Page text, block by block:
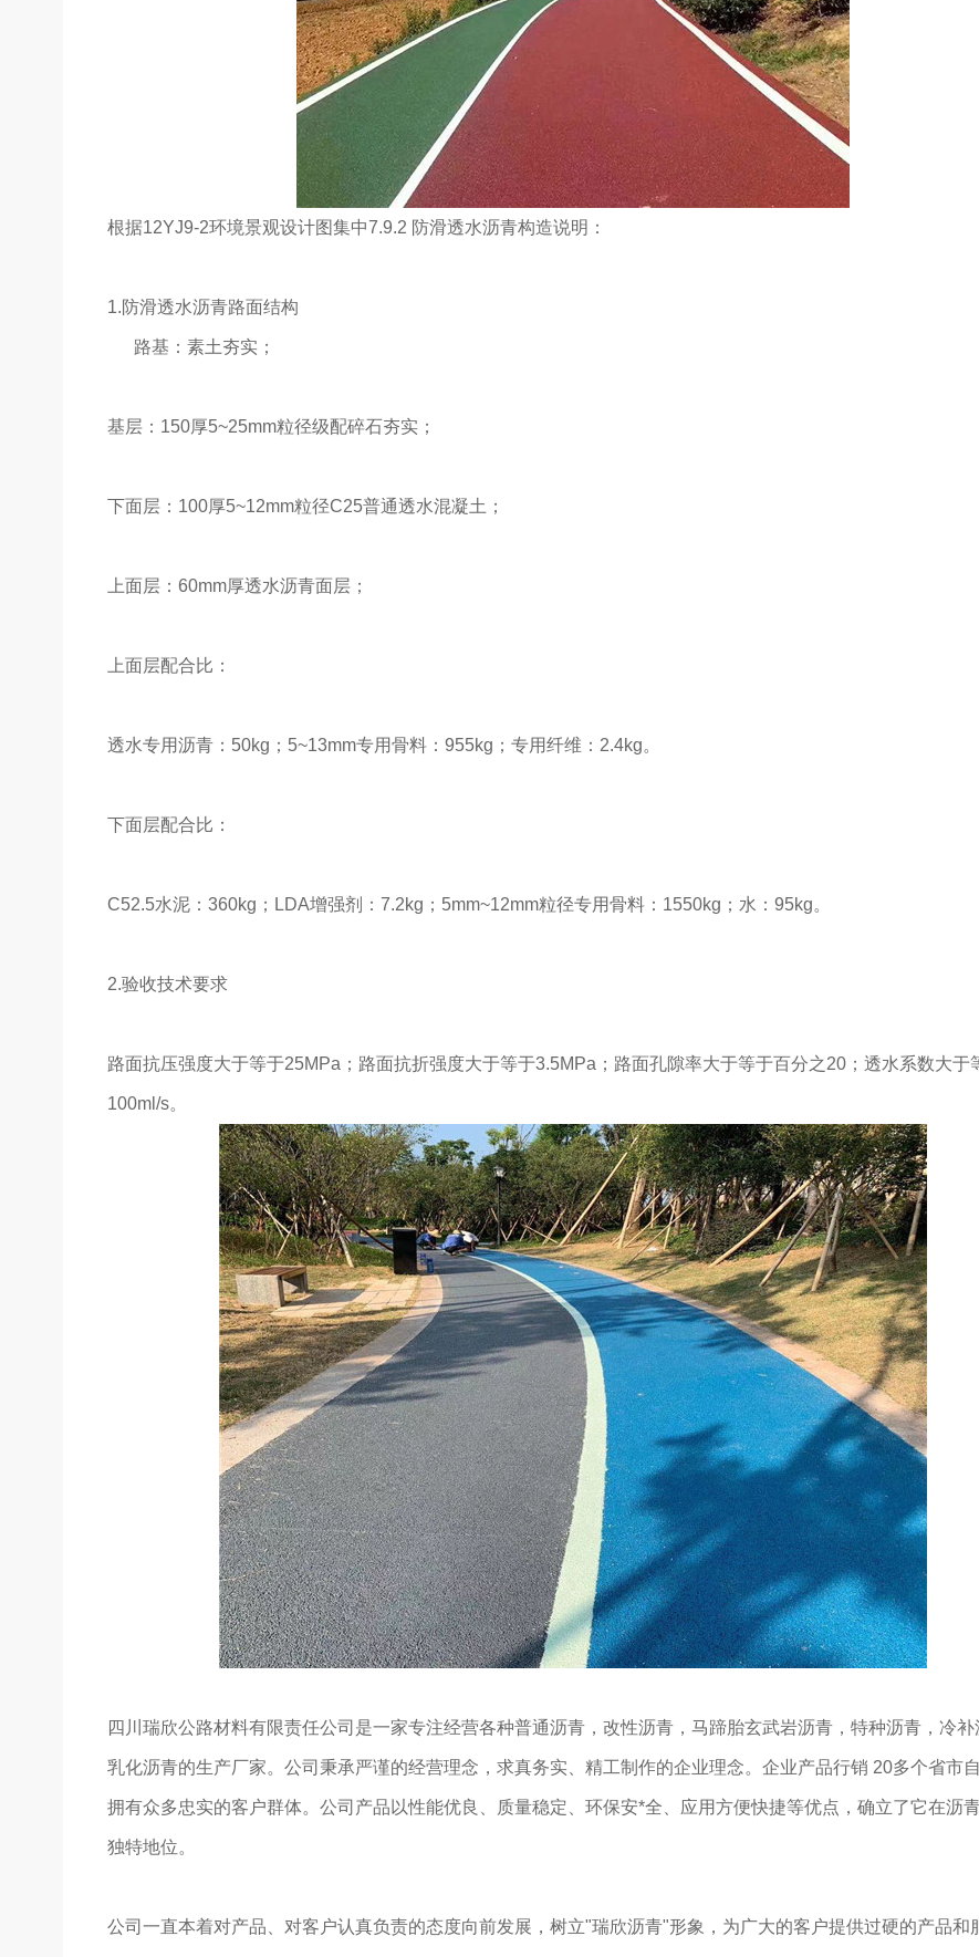
根据12YJ9-2环境景观设计图集中7.9.2 防滑透水沥青构造说明：
1.防滑透水沥青路面结构
路基：素土夯实；
基层：150厚5~25mm粒径级配碎石夯实；
下面层：100厚5~12mm粒径C25普通透水混凝土；
上面层：60mm厚透水沥青面层；
上面层配合比：
透水专用沥青：50kg；5~13mm专用骨料：955kg；专用纤维：2.4kg。
下面层配合比：
C52.5水泥：360kg；LDA增强剂：7.2kg；5mm~12mm粒径专用骨料：1550kg；水：95kg。
2.验收技术要求
路面抗压强度大于等于25MPa；路面抗折强度大于等于3.5MPa；路面孔隙率大于等于百分之20；透水系数大于
100ml/s。
四川瑞欣公路材料有限责任公司是一家专注经营各种普通沥青，改性沥青，马蹄胎玄武岩沥青，特种沥青，冷补
乳化沥青的生产厂家。公司秉承严谨的经营理念，求真务实、精工制作的企业理念。企业产品行销 20多个省市自
拥有众多忠实的客户群体。公司产品以性能优良、质量稳定、环保安*全、应用方便快捷等优点，确立了它在沥
独特地位。
公司一直本着对产品、对客户认真负责的态度向前发展，树立"瑞欣沥青"形象，为广大的客户提供过硬的产品和